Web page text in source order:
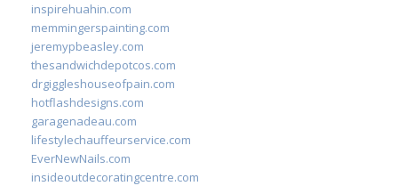
inspirehuahin.com
memmingerspainting.com
jeremypbeasley.com
thesandwichdepotcos.com
drgiggleshouseofpain.com
hotflashdesigns.com
garagenadeau.com
lifestylechauffeurservice.com
EverNewNails.com
insideoutdecoratingcentre.com